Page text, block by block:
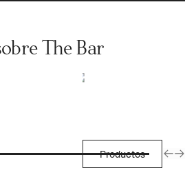
The Bar
Productos